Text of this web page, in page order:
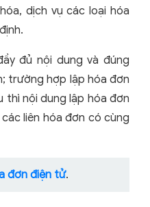
dịch vụ các loại hóa
đủ nội dung và đúng
trường hợp lập hóa đơn
thì nội dung lập hóa đơn
liên hóa đơn có cùng
đơn điện tử.